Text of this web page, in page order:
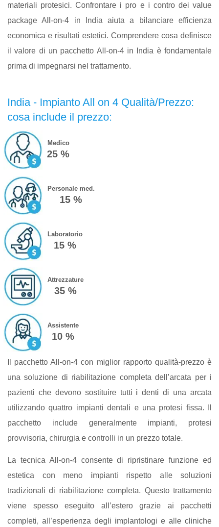
materiali protesici. Confrontare i pro e i contro dei value
package All-on-4 in India aiuta a bilanciare efficienza
economica e risultati estetici. Comprendere cosa definisce
il valore di un pacchetto All-on-4 in India è fondamentale
prima di impegnarsi nel trattamento.
India - Impianto All on 4 Qualità/Prezzo:
cosa include il prezzo:
Medico
25 %
Personale med.
15 %
Laboratorio
15 %
Attrezzature
35 %
Assistente
10 %
Il pacchetto All-on-4 con miglior rapporto qualità-prezzo è
una soluzione di riabilitazione completa dell’arcata per i
pazienti che devono sostituire tutti i denti di una arcata
utilizzando quattro impianti dentali e una protesi fissa. Il
pacchetto include generalmente impianti, protesi
provvisoria, chirurgia e controlli in un prezzo totale.
La tecnica All-on-4 consente di ripristinare funzione ed
estetica con meno impianti rispetto alle soluzioni
tradizionali di riabilitazione completa. Questo trattamento
viene spesso eseguito all’estero grazie ai pacchetti
completi, all’esperienza degli implantologi e alle cliniche